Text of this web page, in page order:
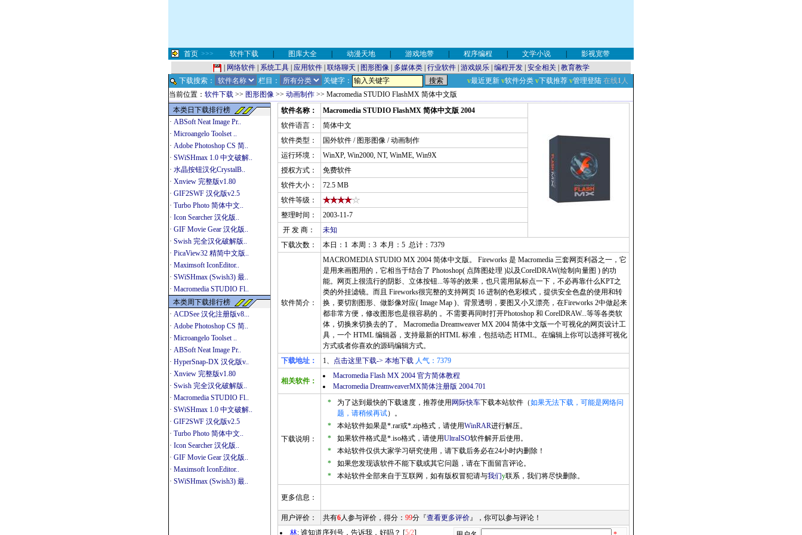
首页 >>> 软件下载 | 图库大全 | 动漫天地 | 游戏地带 | 程序编程 | 文学小说 |
影视宽带
网络软件 系统工具 应用软件 联络聊天 图形图像 多媒体类 行业软件 游戏娱乐 编程开发 安全相关 教育教学
下载搜索：
栏目： 关键字： v最近更新 v软件分类 v下载推荐 v管理登陆 在线1人
当前位置： 软件下载 >> 图形图像 >> 动画制作 >> Macromedia STUDIO FlashMX 简体中文版
本类日下载排行榜
· ABSoft Neat Image Pr..
· Microangelo Toolset ..
· Adobe Photoshop CS 简..
· SWiSHmax 1.0 中文破解..
· 水晶按钮汉化CrystalB..
· Xnview 完整版v1.80
· GIF2SWF 汉化版v2.5
· Turbo Photo 简体中文..
· Icon Searcher 汉化版..
· GIF Movie Gear 汉化版..
· Swish 完全汉化破解版..
· PicaView32 精简中文版..
· Maximsoft IconEditor..
· SWiSHmax (Swish3) 最..
· Macromedia STUDIO Fl..
本类周下载排行榜
· ACDSee 汉化注册版v8...
· Adobe Photoshop CS 简..
· Microangelo Toolset ..
· ABSoft Neat Image Pr..
· HyperSnap-DX 汉化版v..
· Xnview 完整版v1.80
· Swish 完全汉化破解版..
· Macromedia STUDIO Fl..
· SWiSHmax 1.0 中文破解..
· GIF2SWF 汉化版v2.5
· Turbo Photo 简体中文..
· Icon Searcher 汉化版..
· GIF Movie Gear 汉化版..
· Maximsoft IconEditor..
· SWiSHmax (Swish3) 最..
软件名称：
Macromedia STUDIO FlashMX 简体中文版 2004
软件语言：
简体中文
软件类型：
国外软件 / 图形图像 / 动画制作
运行环境：
WinXP, Win2000, NT, WinME, Win9X
授权方式：
免费软件
软件大小：
72.5 MB
软件等级：
整理时间：
2003-11-7
开 发 商：
未知
下载次数：
本日：1 本周：3 本月：5 总计：7379
软件简介：
MACROMEDIA STUDIO MX 2004 简体中文版。 Fireworks 是 Macromedia 三套网页利器之一，它
是用来画图用的，它相当于结合了 Photoshop( 点阵图处理 )以及CorelDRAW(绘制向量图 ) 的功
能。网页上很流行的阴影、立体按钮...等等的效果，也只需用鼠标点一下，不必再靠什么KPT之
类的外挂滤镜。而且 Fireworks很完整的支持网页 16 进制的色彩模式，提供安全色盘的使用和转
换，要切割图形、做影像对应( Image Map )、背景透明，要图又小又漂亮，在Fireworks 2中做起来
都非常方便，修改图形也是很容易的 。不需要再同时打开Photoshop 和 CorelDRAW...等等各类软
体，切换来切换去的了。 Macromedia Dreamweaver MX 2004 简体中文版一个可视化的网页设计工
具，一个 HTML 编辑器，支持最新的HTML 标准，包括动态 HTML。在编辑上你可以选择可视化
方式或者你喜欢的源码编辑方式。
下载地址：
1、 点击这里下载-> 本地下载 人气：7379
相关软件：
Macromedia Flash MX 2004 官方简体教程
Macromedia DreamweaverMX简体注册版 2004.701
下载说明：
* 为了达到最快的下载速度，推荐使用 网际快车下载本站软件（如果无法下载，可能是网络问
题，请稍候再试）。
*
本站软件如果是*.rar或*.zip格式，请使用WinRAR进行解压。
*
如果软件格式是*.iso格式，请使用UltraISO软件解开后使用。
*
本站软件仅供大家学习研究使用，请下载后务必在24小时内删除！
*
如果您发现该软件不能下载或其它问题，请在下面留言评论。
*
本站软件全部来自于互联网，如有版权冒犯请与我们y联系，我们将尽快删除。
更多信息：
用户评价： 共有6人参与评价，得分： 99分『查看更多评价』，你可以参与评论！
林: 谁知道序列号，告诉我，好吗？ [5/2]